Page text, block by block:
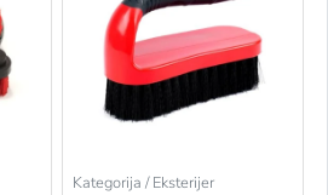
Kategorija / Eksterijer